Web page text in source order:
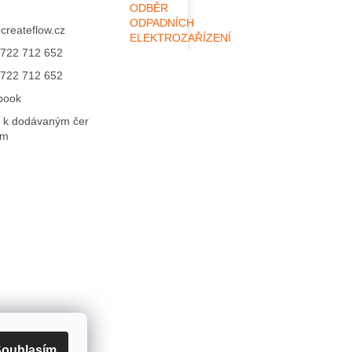
createflow.cz
712 652
712 652
k dodávaným čer
ODBĚR
ODPADNÍCH
ELEKTROZAŘÍZENÍ